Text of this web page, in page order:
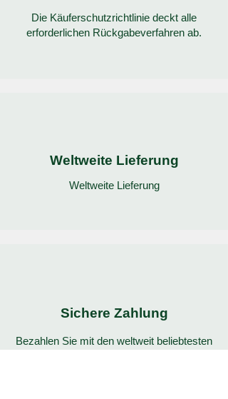
Die Käuferschutzrichtlinie deckt alle
erforderlichen Rückgabeverfahren ab.
Weltweite Lieferung
Weltweite Lieferung
Sichere Zahlung
Bezahlen Sie mit den weltweit beliebtesten